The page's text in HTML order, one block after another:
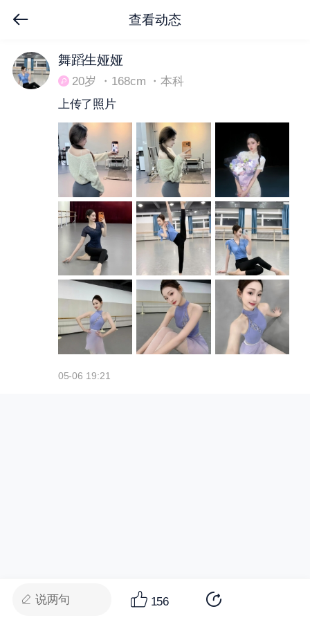
查看动态
下拉刷新
舞蹈生娅娅
20岁 ・168cm ・本科
上传了照片
05-06 19:21
说两句 156